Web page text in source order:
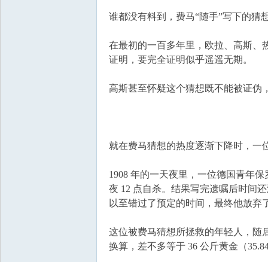
谁都没有料到，费马“随手”写下的猜
在最初的一百多年里，欧拉、高斯、
证明，要完全证明似乎遥遥无期。
高斯甚至怀疑这个猜想既不能被证伪
就在费马猜想的热度逐渐下降时，一
1908 年的一天夜里，一位德国青年保
夜 12 点自杀。结果写完遗嘱后时间
以至错过了预定的时间，最终他放弃
这位被费马猜想所拯救的年轻人，随
换算，差不多等于 36 公斤黄金（